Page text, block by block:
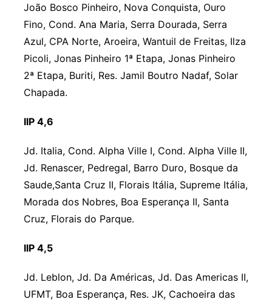
João Bosco Pinheiro, Nova Conquista, Ouro
Fino, Cond. Ana Maria, Serra Dourada, Serra
Azul, CPA Norte, Aroeira, Wantuil de Freitas, Ilza
Picoli, Jonas Pinheiro 1ª Etapa, Jonas Pinheiro
2ª Etapa, Buriti, Res. Jamil Boutro Nadaf, Solar
Chapada.
IIP 4,6
Jd. Italia, Cond. Alpha Ville I, Cond. Alpha Ville II,
Jd. Renascer, Pedregal, Barro Duro, Bosque da
Saude,Santa Cruz II, Florais Itália, Supreme Itália,
Morada dos Nobres, Boa Esperança II, Santa
Cruz, Florais do Parque.
IIP 4,5
Jd. Leblon, Jd. Da Américas, Jd. Das Americas II,
UFMT, Boa Esperança, Res. JK, Cachoeira das